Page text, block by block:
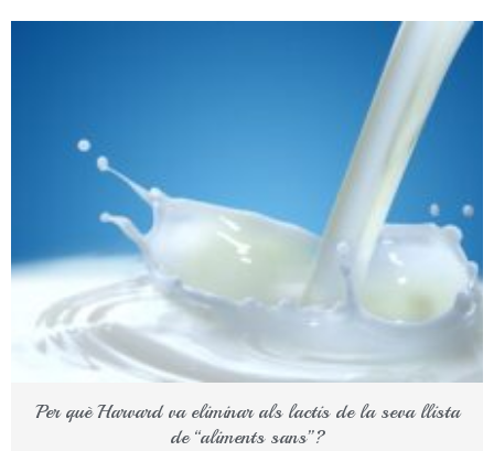
Per què Harvard va eliminar als lactis de la seva llista
de “aliments sans”?